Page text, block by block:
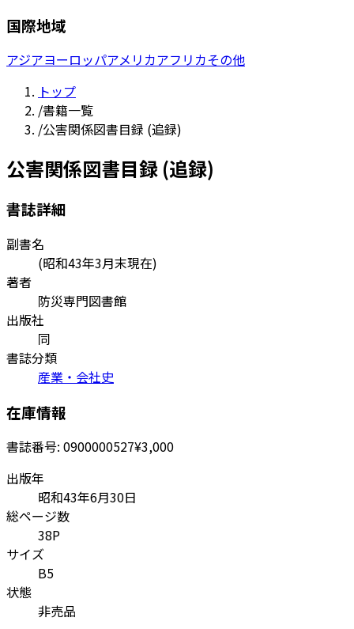
国際地域
アジアヨーロッパアメリカアフリカその他
トップ
/書籍一覧
/公害関係図書目録 (追録)
公害関係図書目録 (追録)
書誌詳細
副書名
(昭和43年3月末現在)
著者
防災専門図書館
出版社
同
書誌分類
産業・会社史
在庫情報
書誌番号: 0900000527¥3,000
出版年
昭和43年6月30日
総ページ数
38P
サイズ
B5
状態
非売品